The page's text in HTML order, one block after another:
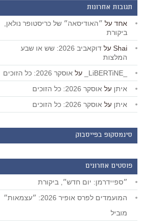
תגובות אחרונות
אחד על ״האודיסאה״ של כריסטופר נולאן,
ביקורת
Shai על
דוקאביב 2026: שש או שבע
המלצות
על אוסקר 2026: כל הזוכים
איתן על אוסקר 2026: כל הזוכים
איתן על אוסקר 2026: כל הזוכים
סינמסקופ בפייסבוק
פוסטים אחרונים
״ספיידרמן: יום חדש״, ביקורת
המועמדים לפרס אופיר 2026: ״עצמאות״
מוביל